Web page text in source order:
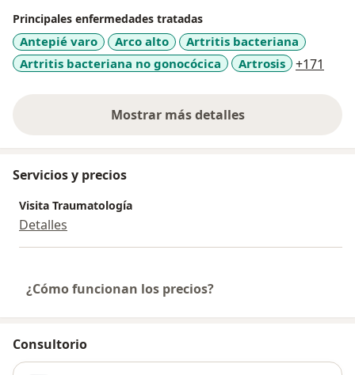
Principales enfermedades tratadas
Antepié varo Arco alto
Artritis bacteriana
Artritis bacteriana no gonocócica
Artrosis +171
Mostrar más detalles
sobre la experiencia
Servicios y precios
Visita Traumatología
Detalles
¿Cómo funcionan los precios?
Consultorio